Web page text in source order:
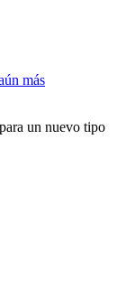
más
un nuevo tipo